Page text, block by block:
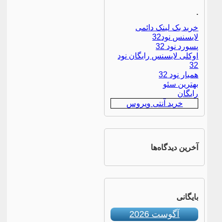
.
خرید بک لینک دائمی
لایسنس نود32
پسورد نود 32
اوکلی لایسنس رایگان نود
32
همیار نود 32
بهترین سئو
رایگان
خرید آنتی ویروس
آخرین دیدگاه‌ها
بایگانی
آگوست 2026